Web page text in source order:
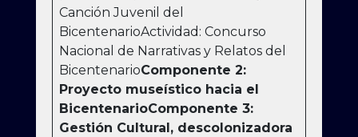
Canción Juvenil del
BicentenarioActividad: Concurso
Nacional de Narrativas y Relatos del
BicentenarioComponente 2:
Proyecto museístico hacia el
BicentenarioComponente 3:
Gestión Cultural, descolonizadora